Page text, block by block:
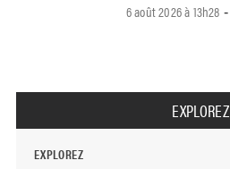
6 août 2026 à 13h28 -
EXPLOREZ
EXPLOREZ